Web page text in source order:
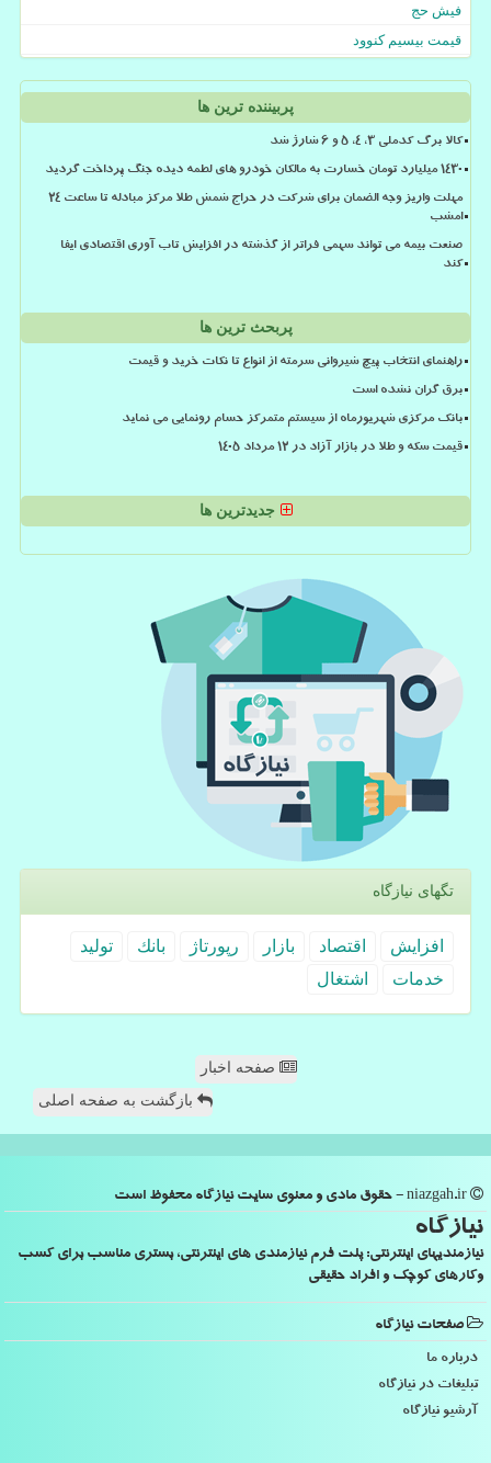
فیش حج
قیمت بیسیم کنوود
پربیننده ترین ها
کالا برگ کدملی 3، 4، 5 و 6 شارژ شد
۱۴۳۰ میلیارد تومان خسارت به مالکان خودرو های لطمه دیده جنگ پرداخت گردید
مهلت واریز وجه الضمان برای شرکت در حراج شمش طلا مرکز مبادله تا ساعت ۲۴
امشب
صنعت بیمه می تواند سهمی فراتر از گذشته در افزایش تاب آوری اقتصادی ایفا
کند
پربحث ترین ها
راهنمای انتخاب پیچ شیروانی سرمته از انواع تا نکات خرید و قیمت
برق گران نشده است
بانک مرکزی شهریورماه از سیستم متمرکز حسام رونمایی می نماید
قیمت سکه و طلا در بازار آزاد در ۱۲ مرداد ۱۴۰۵
جدیدترین ها
تگهای نیازگاه
افزایش اقتصاد بازار رپورتاژ بانك
تولید
خدمات
اشتغال
صفحه اخبار
بازگشت به صفحه اصلی
نیازگاه
نیازمندیهای اینترنتی: پلت فرم نیازمندی های اینترنتی، بستری مناسب برای کسب
وکارهای کوچک و افراد حقیقی
صفحات نیازگاه
درباره ما
تبلیغات در نیازگاه
آرشیو نیازگاه